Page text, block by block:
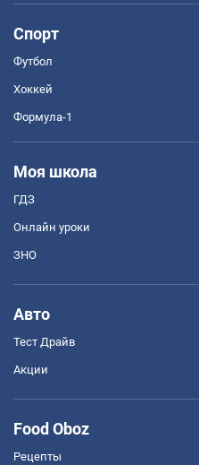
Спорт
Футбол
Хоккей
Формула-1
Моя школа
ГДЗ
Онлайн уроки
ЗНО
Авто
Тест Драйв
Акции
Food Oboz
Рецепты